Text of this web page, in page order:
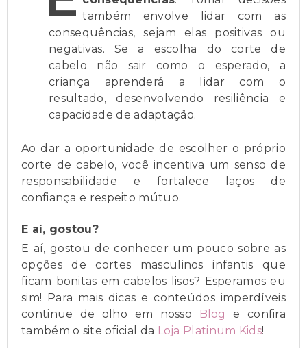
também envolve lidar com as
consequências, sejam elas positivas ou
negativas. Se a escolha do corte de
cabelo não sair como o esperado, a
criança aprenderá a lidar com o
resultado, desenvolvendo resiliência e
capacidade de adaptação.
Ao dar a oportunidade de escolher o próprio
corte de cabelo, você incentiva um senso de
responsabilidade e fortalece laços de
confiança e respeito mútuo.
E aí, gostou?
E aí, gostou de conhecer um pouco sobre as
opções de cortes masculinos infantis que
ficam bonitas em cabelos lisos? Esperamos eu
sim! Para mais dicas e conteúdos imperdíveis
continue de olho em nosso
Blog
e confira
também o site oficial da Loja Platinum Kids!